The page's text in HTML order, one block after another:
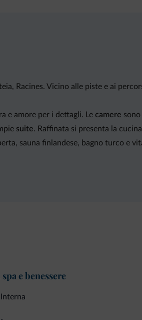
Racines. Vicino alle piste e ai
e amore per i dettagli. Le camere
suite. Raffinata si presenta la
sauna finlandese, bagno turco e
e benessere
Interna